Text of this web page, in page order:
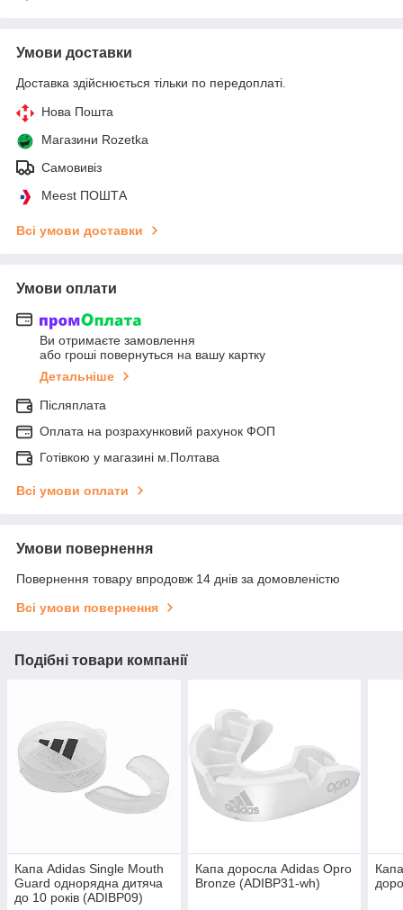
Умови доставки
Доставка здійснюється тільки по передоплаті.
Нова Пошта
Магазини Rozetka
Самовивіз
Meest ПОШТА
Всі умови доставки
Умови оплати
Ви отримаєте замовлення
або гроші повернуться на вашу картку
Детальніше
Післяплата
Оплата на розрахунковий рахунок ФОП
Готівкою у магазині м.Полтава
Всі умови оплати
Умови повернення
Повернення товару впродовж 14 днів за домовленістю
Всі умови повернення
Подібні товари компанії
Капа Adidas Single Mouth
Guard однорядна дитяча
до 10 років (ADIBP09)
Капа доросла Adidas Opro
Bronze (ADIBP31-wh)